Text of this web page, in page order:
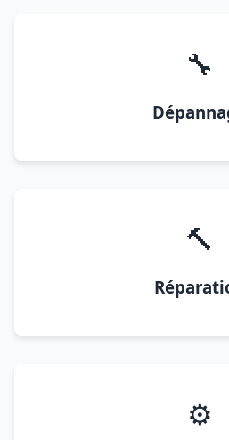
🔧
🔨
⚙️